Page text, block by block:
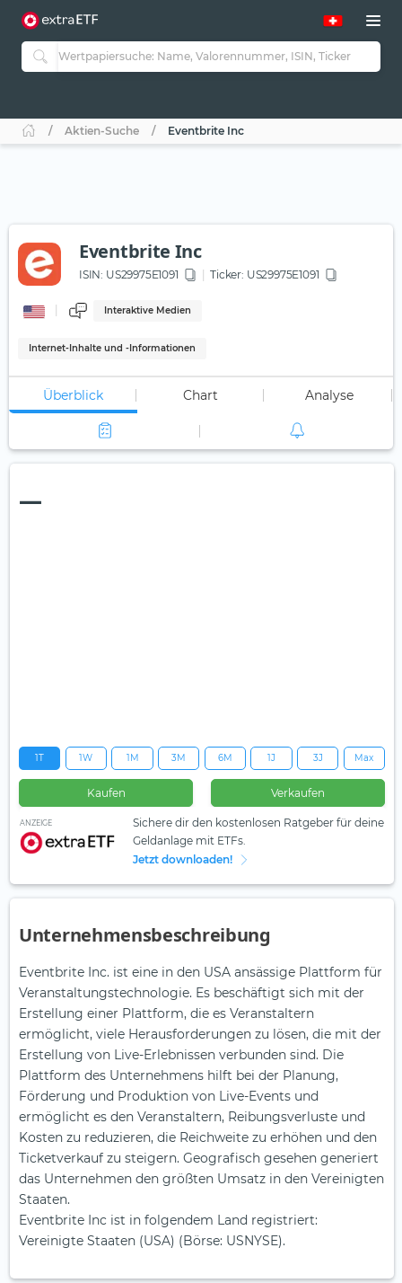
Aktien-Suche Eventbrite Inc
Eventbrite Inc
ISIN: US29975E1091 Ticker: US29975E1091
Interaktive Medien
Internet-Inhalte und -Informationen
Überblick Chart Analyse
—
1T 1W 1M 3M 6M 1J 3J Max
Kaufen Verkaufen
ANZEIGE
Sichere dir den kostenlosen Ratgeber für deine
Geldanlage mit ETFs.
Jetzt downloaden!
Unternehmensbeschreibung
Eventbrite Inc. ist eine in den USA ansässige Plattform für
Veranstaltungstechnologie. Es beschäftigt sich mit der
Erstellung einer Plattform, die es Veranstaltern
ermöglicht, viele Herausforderungen zu lösen, die mit der
Erstellung von Live-Erlebnissen verbunden sind. Die
Plattform des Unternehmens hilft bei der Planung,
Förderung und Produktion von Live-Events und
ermöglicht es den Veranstaltern, Reibungsverluste und
Kosten zu reduzieren, die Reichweite zu erhöhen und den
Ticketverkauf zu steigern. Geografisch gesehen generiert
das Unternehmen den größten Umsatz in den Vereinigten
Staaten.
Eventbrite Inc ist in folgendem Land registriert:
Vereinigte Staaten (USA) (Börse: USNYSE).